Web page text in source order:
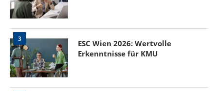
3
ESC Wien 2026: Wertvolle
Erkenntnisse für KMU